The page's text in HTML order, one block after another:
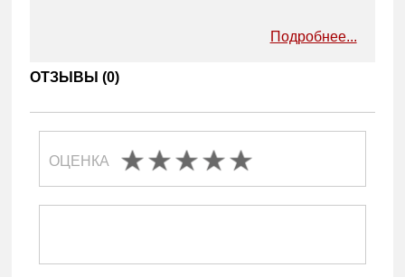
Подробнее...
ОТЗЫВЫ (0)
ОЦЕНКА